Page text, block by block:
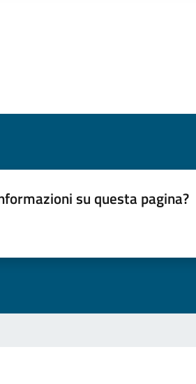
su questa pagina?